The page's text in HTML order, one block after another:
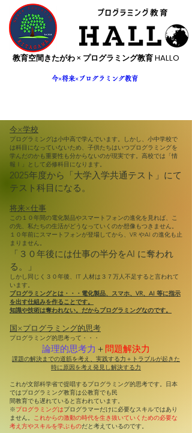
​教育空間きたがわ × プログラミング教育 HALLO
今×将来×プログラミング教育
今×学校
プログラミングは小中高で学んでいます。しかし、小中学校で
は科目になっていないため、子供たちはいつプログラミングを
学んだのかも重要性も分からないのが現実です。高校では「情
報Ⅰ」として必修科目になります。
2025年度から「大学入学共通テスト」にて
テスト科目になる。
将来×仕事
この１０年間の電化製品やスマートフォンの進化を見れば、こ
の先、私たちの生活がどうなっていくのか想像もつきません。
１０年前にスマートフォンが登場してから、VR やAI の進化も止
まりません。
「３０年後には仕事の半分をAI に奪われ
る。」
しかし同じく３０年後、IT 人材は３７万人不足すると言われて
います。
プログラミングとは・・・電化製品、スマホ、VR、AI 等に指示
を出す仕組みを作ることです。
知識や技術は奪われない。だからプログラミングなのです。
国×プログラミング的思考
プログラミング的思考って・・・
論理的思考力 ＋ 問題解決力
課題の解決までの道筋を考え、実践する力＋トラブルが起きた
時に原因を考え発見し解決する力
これが文部科学省で提唱するプログラミング的思考です。日本
ではプログラミング教育は公教育でも民
間教育でも遅れていると言われています。
※プログラミングはプログラマーだけに必要なスキルではあり
ません。 これからの激動の時代を生き抜いていくための必要な
考え方やスキルを学ぶものだと考えているのです。